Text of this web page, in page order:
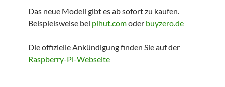
Das neue Modell gibt es ab sofort zu kaufen.
Beispielsweise bei pihut.comoder buyzero.de
Die offizielle Ankündigung finden Sie auf der
Raspberry-Pi-Webseite